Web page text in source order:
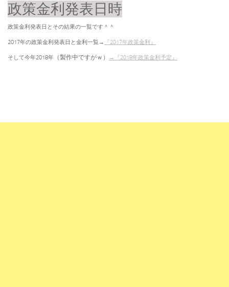
政策金利発表日時
政策金利発表日とその結果の一覧です＾＾
2017年の政策金利発表日と金利一覧→ 『2017年政策金利』
そして今年2018年 （製作中ですがｗ） →『2018年政策金利予定』